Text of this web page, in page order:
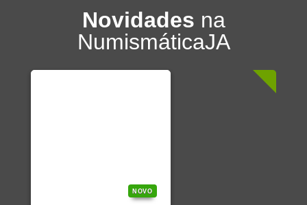
Novidades na
NumismáticaJA
NOVO